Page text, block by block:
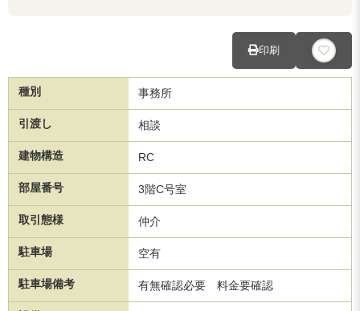
印刷
種別 事務所
引渡し 相談
建物構造 RC
部屋番号 3階C号室
取引態様 仲介
駐車場 空有
駐車場備考 有無確認必要 料金要確認